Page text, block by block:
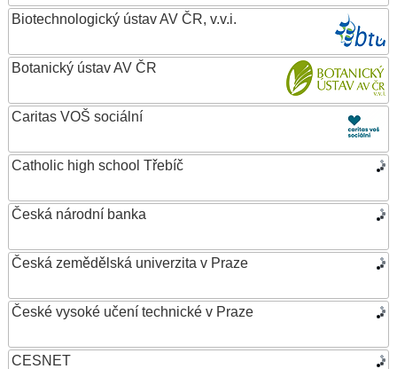
Biotechnologický ústav AV ČR, v.v.i.
Botanický ústav AV ČR
Caritas VOŠ sociální
Catholic high school Třebíč
Česká národní banka
Česká zemědělská univerzita v Praze
České vysoké učení technické v Praze
CESNET